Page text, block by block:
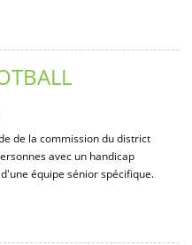
de la commission du district
avec un handicap
équipe sénior spécifique.